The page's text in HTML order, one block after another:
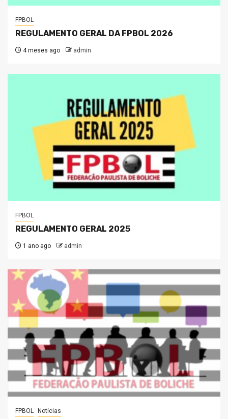
FPBOL
REGULAMENTO GERAL DA FPBOL 2026
4 meses ago admin
FPBOL
REGULAMENTO GERAL 2025
1 ano ago admin
FPBOL Notícias